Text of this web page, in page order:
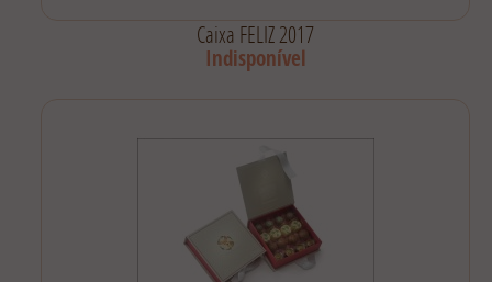
Caixa FELIZ 2017
Indisponível